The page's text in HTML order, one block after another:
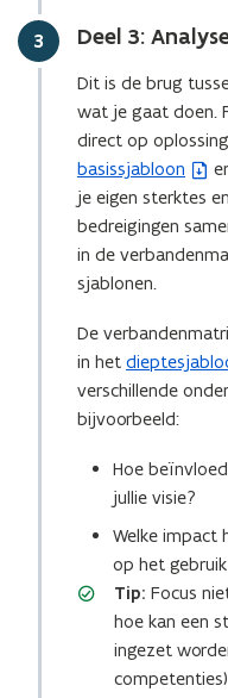
Stap
3 Deel 3:
Dit is de brug
wat je gaat doen.
direct op
basissjabloon
(
b
e
s
t
n
d
o
p
n
je eigen sterktes
bedreigingen
in de
sjablonen.
De
in het
verschillende
bijvoorbeeld:
Hoe
jullie visie?
Welke impact
op het
Tip: Focus
hoe kan een
ingezet